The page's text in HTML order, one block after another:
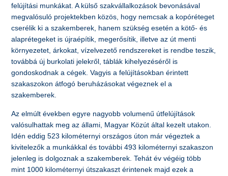
felújítási munkákat. A külső szakvállalkozások bevonásával
megvalósuló projektekben közös, hogy nemcsak a kopóréteget
cserélik ki a szakemberek, hanem szükség esetén a kötő- és
alaprétegeket is újraépítik, megerősítik, illetve az út menti
környezetet, árkokat, vízelvezető rendszereket is rendbe teszik,
továbbá új burkolati jelekről, táblák kihelyezéséről is
gondoskodnak a cégek. Vagyis a felújításokban érintett
szakaszokon átfogó beruházásokat végeznek el a
szakemberek.
Az elmúlt években egyre nagyobb volumenű útfelújítások
valósulhattak meg az állami, Magyar Közút által kezelt utakon.
Idén eddig 523 kilométernyi országos úton már végeztek a
kivitelezők a munkákkal és további 493 kilométernyi szakaszon
jelenleg is dolgoznak a szakemberek. Tehát év végéig több
mint 1000 kilométernyi útszakaszt érintenek majd ezek a